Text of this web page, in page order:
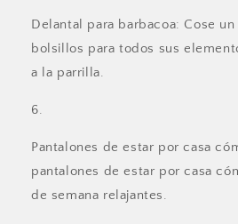
Delantal para barbacoa: Cose
bolsillos para todos sus
a la parrilla.
Pantalones de estar por casa
pantalones de estar por casa
de semana relajantes.